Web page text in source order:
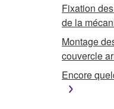
Fixation
de la
Montage
couvercle
Encore